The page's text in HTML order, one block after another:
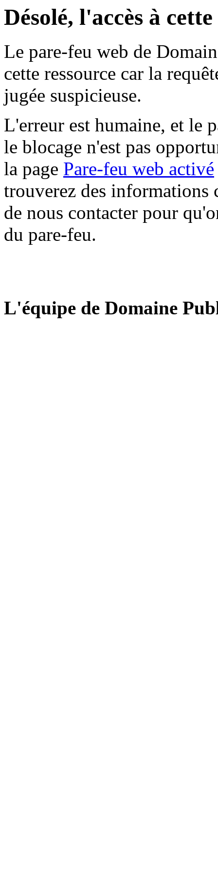
Désolé, l'accès à
Le pare-feu web de
cette ressource car la
jugée suspicieuse.
L'erreur est humaine, et le
le blocage n'est pas
la page Pare-feu web activé
trouverez des informations
de nous contacter pour
du pare-feu.
L'équipe de Domaine